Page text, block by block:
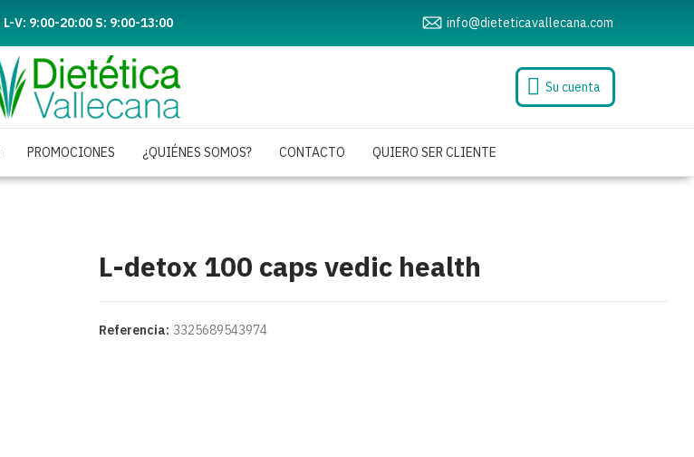
L-V: 9:00-20:00 S: 9:00-13:00 info@dieteticavallecana.com
Su cuenta
PROMOCIONES ¿QUIÉNES SOMOS? CONTACTO QUIERO SER CLIENTE
L-detox 100 caps vedic health
Referencia: 3325689543974